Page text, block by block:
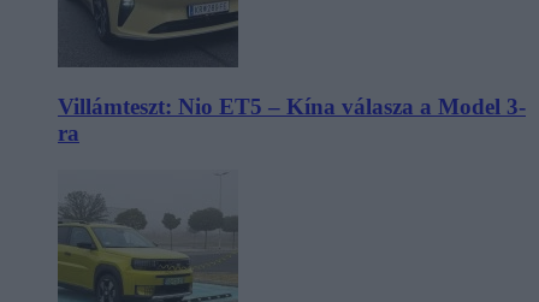
Villámteszt: Nio ET5 – Kína válasza a Model 3-
ra